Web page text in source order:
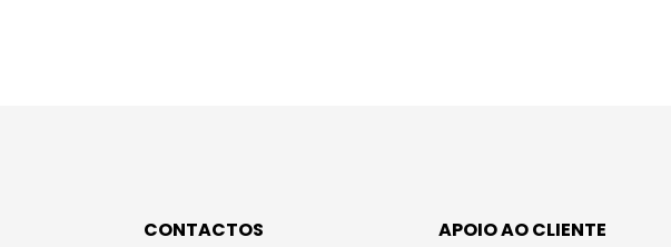
CONTACTOS APOIO AO CLIENTE